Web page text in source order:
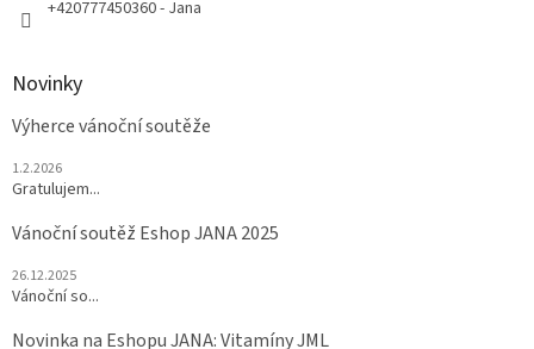
+420777450360 - Jana
Novinky
Výherce vánoční soutěže
1.2.2026
Gratulujem...
Vánoční soutěž Eshop JANA 2025
26.12.2025
Vánoční so...
Novinka na Eshopu JANA: Vitamíny JML